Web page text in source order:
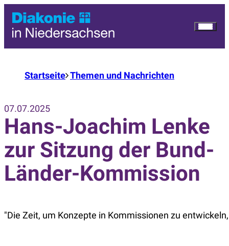
Startseite Themen und Nachrichten
07.07.2025
Hans-Joachim Lenke
zur Sitzung der Bund-
Länder-Kommission
"Die Zeit, um Konzepte in Kommissionen zu